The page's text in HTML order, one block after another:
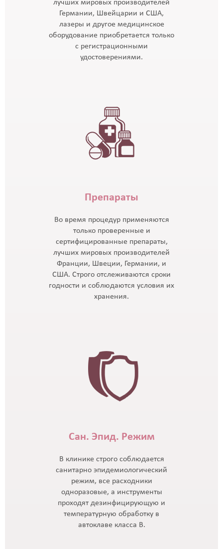
лучших мировых производителей
Германии, Швейцарии и США,
лазеры и другое медицинское
оборудование приобретается только
с регистрационными
удостоверениями.
Препараты
Во время процедур применяются
только проверенные и
сертифицированные препараты,
лучших мировых производителей
Франции, Швеции, Германии, и
США. Строго отслеживаются сроки
годности и соблюдаются условия их
хранения.
Сан. Эпид. Режим
В клинике строго соблюдается
санитарно эпидемиологический
режим, все расходники
одноразовые, а инструменты
проходят дезинфицирующую и
температурную обработку в
автоклаве класса В.